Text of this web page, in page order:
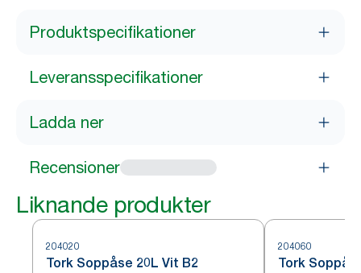
Produktspecifikationer
Leveransspecifikationer
Ladda ner
Recensioner
Liknande produkter
204020
Tork Soppåse 20L Vit B2
204060
Tork